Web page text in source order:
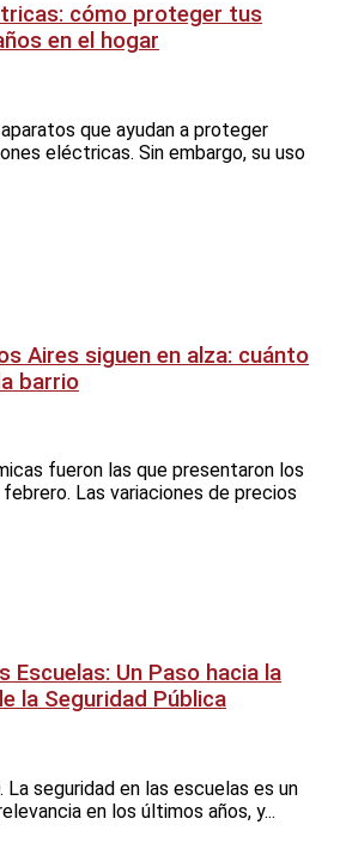
cómo proteger tus
en el hogar
que ayudan a proteger
eléctricas. Sin embargo, su uso
Aires siguen en alza: cuánto
barrio
fueron las que presentaron los
Las variaciones de precios
Escuelas: Un Paso hacia la
la Seguridad Pública
La seguridad en las escuelas es un
en los últimos años, y...